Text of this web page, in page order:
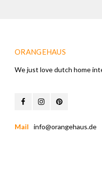
ORANGEHAUS
We just love dutch home
Mail info@orangehaus.de